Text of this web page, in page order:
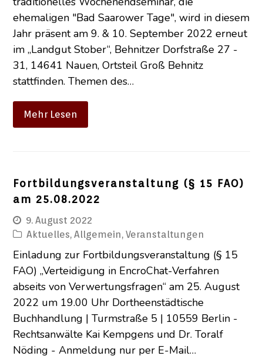
ehemaligen "Bad Saarower Tage", wird in diesem
Jahr präsent am 9. & 10. September 2022 erneut
im „Landgut Stober“, Behnitzer Dorfstraße 27 -
31, 14641 Nauen, Ortsteil Groß Behnitz
stattfinden. Themen des…
Mehr Lesen
Fortbildungsveranstaltung (§ 15 FAO)
am 25.08.2022
9. August 2022
Aktuelles,Allgemein,Veranstaltungen
Einladung zur Fortbildungsveranstaltung (§ 15
FAO) „Verteidigung in EncroChat-Verfahren
abseits von Verwertungsfragen“ am 25. August
2022 um 19.00 Uhr Dortheenstädtische
Buchhandlung | Turmstraße 5 | 10559 Berlin -
Rechtsanwälte Kai Kempgens und Dr. Toralf
Nöding - Anmeldung nur per E-Mail…